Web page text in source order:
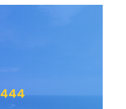
Dominus Flevit, grotta e
Madonna. Nel
con il Cenacolo, la